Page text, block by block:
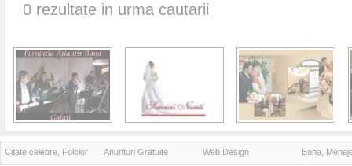
0 rezultate in urma cautarii
Citate celebre, Folclor Anunturi Gratuite Web Design Bona,